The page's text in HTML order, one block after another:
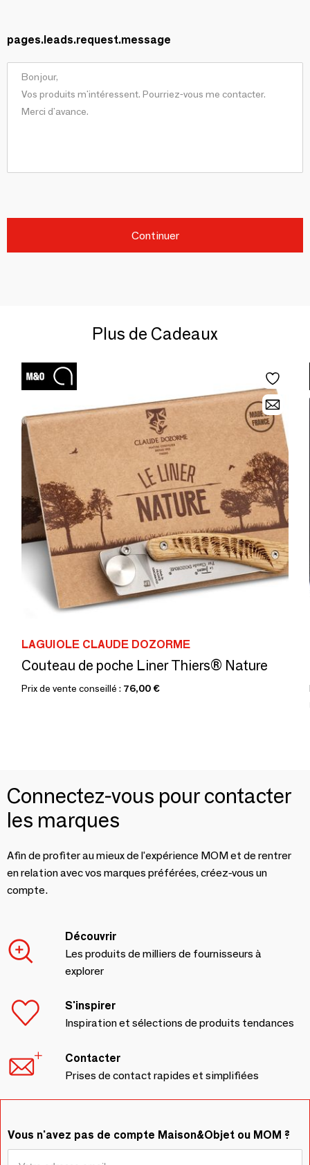
pages.leads.request.message
Continuer
Plus de Cadeaux
LAGUIOLE CLAUDE DOZORME
Couteau de poche Liner Thiers® Nature
Prix de vente conseillé : 76,00 €
Connectez-vous pour contacter
les marques
Afin de profiter au mieux de l'expérience MOM et de rentrer
en relation avec vos marques préférées, créez-vous un
compte.
Découvrir
Les produits de milliers de fournisseurs à
explorer
S'inspirer
Inspiration et sélections de produits tendances
Contacter
Prises de contact rapides et simplifiées
Vous n'avez pas de compte Maison&Objet ou MOM ?